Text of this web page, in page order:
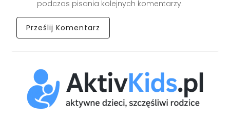
podczas pisania kolejnych komentarzy.